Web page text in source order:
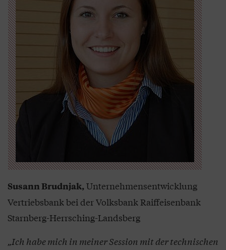
Susann Brudnjak, Unternehmensentwicklung
Vertriebsbank bei der Volksbank Raiffeisenbank
Starnberg-Herrsching-Landsberg
„Ich habe mich in meiner Session mit der technischen